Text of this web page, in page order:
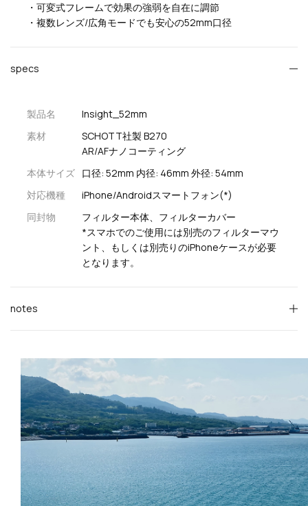
・可変式フレームで効果の強弱を自在に調節
・複数レンズ/広角モードでも安心の52mm口径
specs
製品名
Insight_52mm
素材
SCHOTT社製 B270
AR/AFナノコーティング
本体サイズ 口径: 52mm 内径: 46mm 外径: 54mm
対応機種
iPhone/Androidスマートフォン(*)
同封物
フィルター本体、フィルターカバー
*スマホでのご使用には別売のフィルターマウ
ント、もしくは別売りのiPhoneケースが必要
となります。
notes